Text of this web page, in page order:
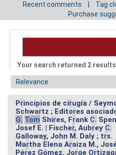
Recent comments
Tag
Purchase
Your search returned 2
Principios de cirugía /
Schwartz ; Editores
G. Tom Shires, Frank C.
Josef E. | Fischer, Aubrey C.
Galloway, John M. Daly ; trs.
Martha Elena Araiza M.,
Pérez Gómez, Jorge Or